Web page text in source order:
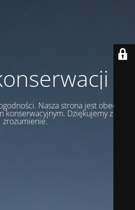
Nasza strona jest obecnie
Dziękujemy za
zrozumienie.